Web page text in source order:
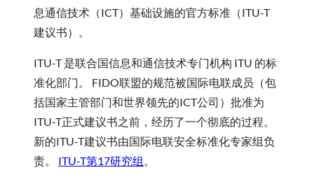
息通信技术（ICT）基础设施的官方标准（ITU-T
建议书）。
ITU-T 是联合国信息和通信技术专门机构 ITU 的标
准化部门。 FIDO联盟的规范被国际电联成员（包
括国家主管部门和世界领先的ICT公司）批准为
ITU-T正式建议书之前，经历了一个彻底的过程。
新的ITU-T建议书由国际电联安全标准化专家组负
责。
ITU-T第17研究组 。